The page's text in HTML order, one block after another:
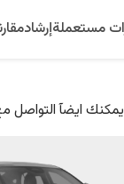
مستعملةإرشاد
ايضآ